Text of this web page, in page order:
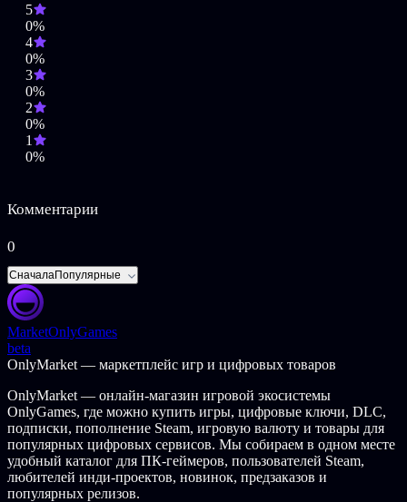
5
0%
4
0%
3
0%
2
0%
1
0%
Комментарии
0
СначалаПопулярные
MarketOnlyGames
beta
OnlyMarket — маркетплейс игр и цифровых товаров
OnlyMarket — онлайн-магазин игровой экосистемы
OnlyGames, где можно купить игры, цифровые ключи, DLC,
подписки, пополнение Steam, игровую валюту и товары для
популярных цифровых сервисов. Мы собираем в одном месте
удобный каталог для ПК-геймеров, пользователей Steam,
любителей инди-проектов, новинок, предзаказов и
популярных релизов.